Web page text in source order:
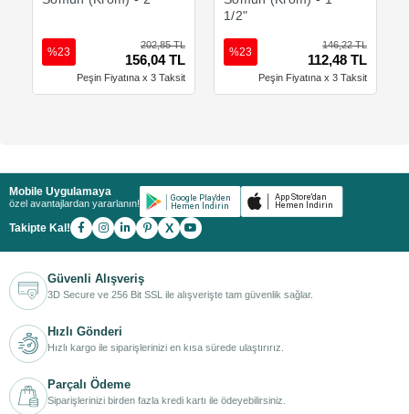
202,85 TL
156,04 TL
%23
Peşin Fiyatına x 3 Taksit
1/2"
146,22 TL
112,48 TL
%23
Peşin Fiyatına x 3 Taksit
Mobile Uygulamaya
özel avantajlardan yararlanın!
Takipte Kal! X
Güvenli Alışveriş
3D Secure ve 256 Bit SSL ile alışverişte tam güvenlik sağlar.
Hızlı Gönderi
Hızlı kargo ile siparişlerinizi en kısa sürede ulaştırırız.
Parçalı Ödeme
Siparişlerinizi birden fazla kredi kartı ile ödeyebilirsiniz.